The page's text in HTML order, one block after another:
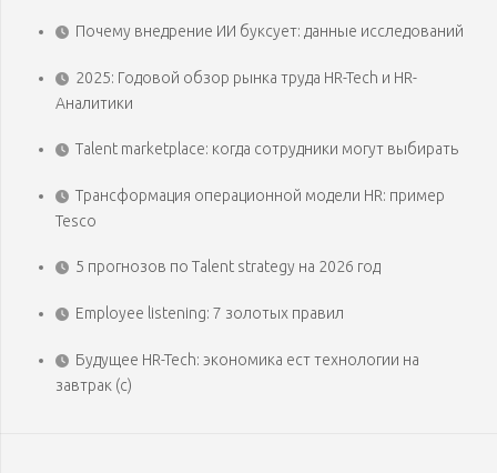
Почему внедрение ИИ буксует: данные исследований
2025: Годовой обзор рынка труда HR-Tech и HR-
Аналитики
Talent marketplace: когда сотрудники могут выбирать
Трансформация операционной модели HR: пример
Tesco
5 прогнозов по Talent strategy на 2026 год
Employee listening: 7 золотых правил
Будущее HR-Tech: экономика ест технологии на
завтрак (с)